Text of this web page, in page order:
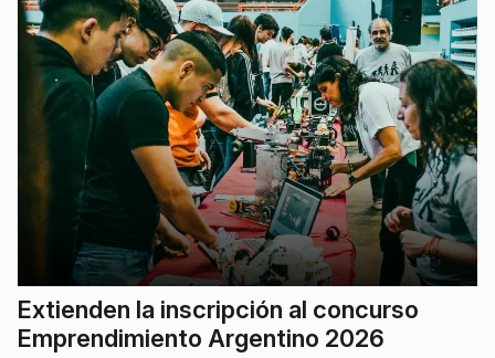
Extienden la inscripción al concurso
Emprendimiento Argentino 2026